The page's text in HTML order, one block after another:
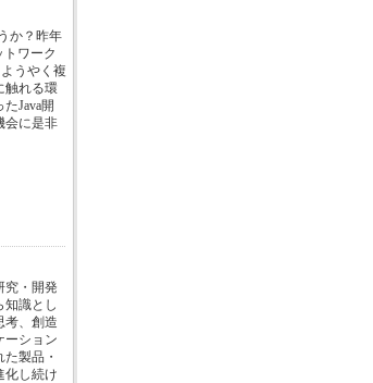
か？昨年
トワーク
うやく複
触れる環
Java開
会に是非
究・開発
知識とし
考、創造
ーション
製品・
化し続け